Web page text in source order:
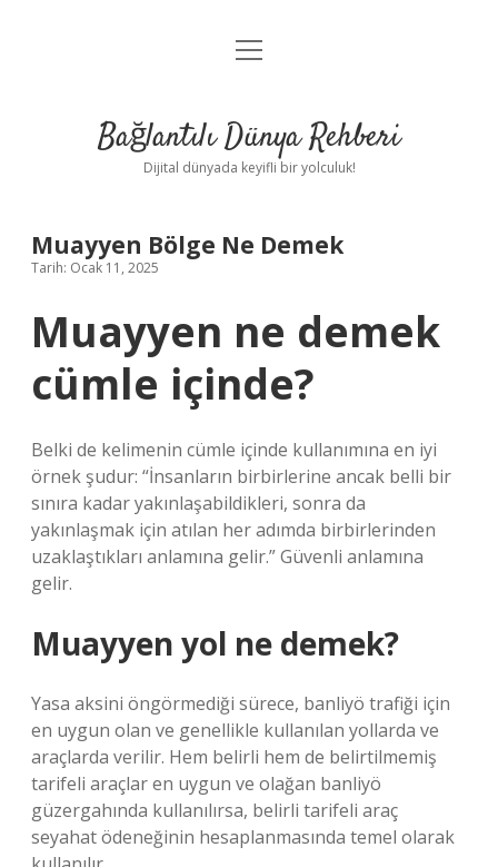
Anasayfa
Yasal Uyarı
menüyü
Bağlantılı Dünya Rehberi
Dijital dünyada keyifli bir yolculuk!
Muayyen Bölge Ne Demek
Tarih: Ocak 11, 2025
Muayyen ne demek
cümle içinde?
Belki de kelimenin cümle içinde kullanımına en iyi
örnek şudur: “İnsanların birbirlerine ancak belli bir
sınıra kadar yakınlaşabildikleri, sonra da
yakınlaşmak için atılan her adımda birbirlerinden
uzaklaştıkları anlamına gelir.” Güvenli anlamına
gelir.
Muayyen yol ne demek?
Yasa aksini öngörmediği sürece, banliyö trafiği için
en uygun olan ve genellikle kullanılan yollarda ve
araçlarda verilir. Hem belirli hem de belirtilmemiş
tarifeli araçlar en uygun ve olağan banliyö
güzergahında kullanılırsa, belirli tarifeli araç
seyahat ödeneğinin hesaplanmasında temel olarak